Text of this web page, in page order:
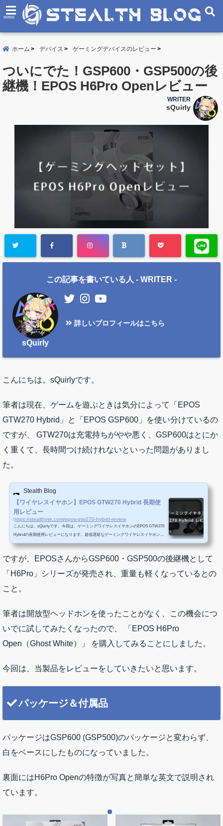
menu
ホーム デバイス ゲーミングデバイスのレビュー
ついにでた！GSP600・GSP500の後
継機！EPOS H6Pro Openレビュー
WRITER
sQuirly
この記事を書いている人 - WRITER -
sQuirly
詳しいプロフィールはこちら
こんにちは。sQuirlyです。
筆者は現在、ゲームを遊ぶときは気分によって「EPOS
GTW270 Hybrid」と「EPOS GSP600」を使い分けているの
ですが、 GTW270は充電持ちがやや悪く、GSP600はとにか
く重くて、長時間つけ続けれないといった問題がありまし
た。
Stealth Blog
【ワイヤレスイヤホン】EPOS GTW270 Hybrid 長期使
用レビュー
https://stealthmix.com/epos-gtw270-hybrid-review
こんにちは。sQuirlyです。今回は、ゲーミングワイヤレスイヤホンのEPOS GTW270
Hybridの長期使用レビューになります。超低遅延なゲーミングワイヤレスイヤホンE
POS GTW270 Hybridの最大の特徴は、専用ドングルが...
ですが、EPOSさんからGSP600・GSP500の後継機として
「H6Pro」シリーズが発売され、重量も軽くなっているとの
こと。
筆者は開放型ヘッドホンを使ったことがなく、この機会につ
いでに試してみたくなったので、 「EPOS H6Pro
Open（Ghost White）」 を購入してみることにしました。
今回は、当製品をレビューをしていきたいと思います。
パッケージ＆付属品
パッケージはGSP600 (GSP500)のパッケージと変わらず、
白をベースにしたものになっていました。
裏面にはH6Pro Openの特徴が写真と簡単な英文で説明され
ています。